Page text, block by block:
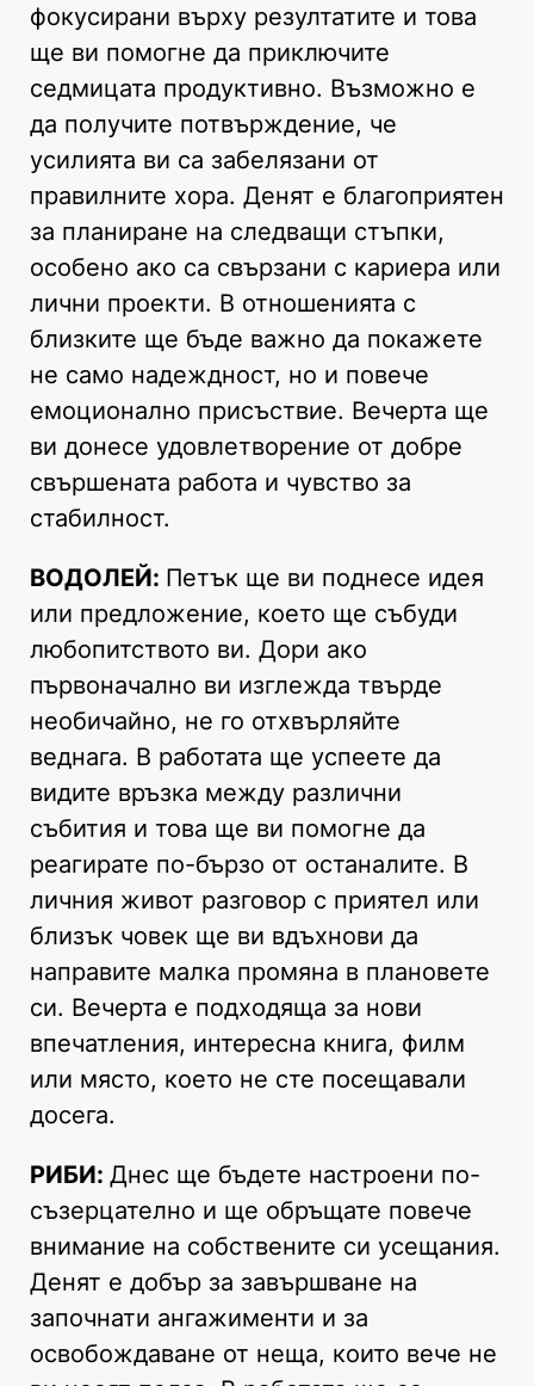
фокусирани върху резултатите и това
ще ви помогне да приключите
седмицата продуктивно. Възможно е
да получите потвърждение, че
усилията ви са забелязани от
правилните хора. Денят е благоприятен
за планиране на следващи стъпки,
особено ако са свързани с кариера или
лични проекти. В отношенията с
близките ще бъде важно да покажете
не само надеждност, но и повече
емоционално присъствие. Вечерта ще
ви донесе удовлетворение от добре
свършената работа и чувство за
стабилност.
ВОДОЛЕЙ: Петък ще ви поднесе идея
или предложение, което ще събуди
любопитството ви. Дори ако
първоначално ви изглежда твърде
необичайно, не го отхвърляйте
веднага. В работата ще успеете да
видите връзка между различни
събития и това ще ви помогне да
реагирате по-бързо от останалите. В
личния живот разговор с приятел или
близък човек ще ви вдъхнови да
направите малка промяна в плановете
си. Вечерта е подходяща за нови
впечатления, интересна книга, филм
или място, което не сте посещавали
досега.
РИБИ: Днес ще бъдете настроени по-
съзерцателно и ще обръщате повече
внимание на собствените си усещания.
Денят е добър за завършване на
започнати ангажименти и за
освобождаване от неща, които вече не